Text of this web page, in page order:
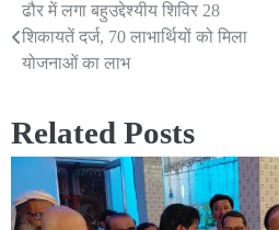
Post
navigation
ढौर में लगा बहुउद्देश्यीय शिविर 28
शिकायतें दर्ज, 70 लाभार्थियों को मिला
योजनाओं का लाभ
Related Posts